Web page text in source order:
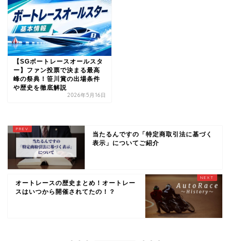
【SGボートレースオールスタ
ー】ファン投票で決まる最高
峰の祭典！笹川賞の出場条件
や歴史を徹底解説
2026年5月16日
当たるんですの「特定商取引法に基づく
表示」についてご紹介
オートレースの歴史まとめ！オートレー
スはいつから開催されてたの！？